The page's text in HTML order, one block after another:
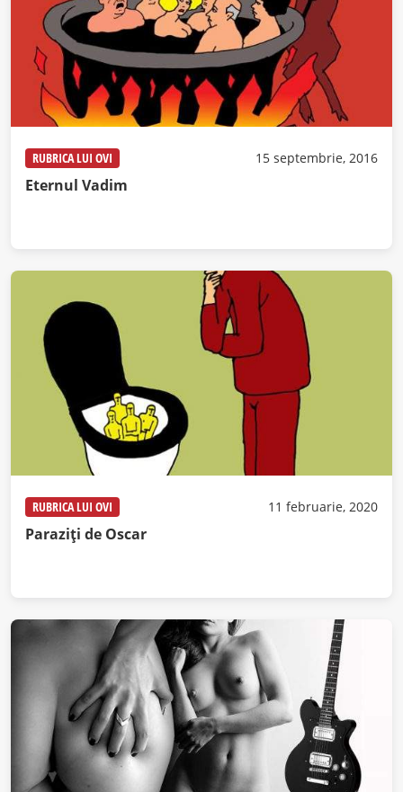
RUBRICA LUI OVI 15 septembrie, 2016
Eternul Vadim
RUBRICA LUI OVI 11 februarie, 2020
Paraziți de Oscar